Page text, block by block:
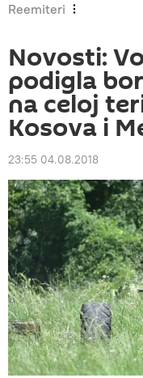
Reemiteri
Novosti:
podigla
na celoj
Kosova i
23:55 04.08.2018